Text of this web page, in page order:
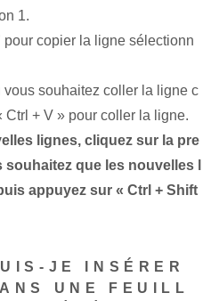
1.
copier la ligne sélectionn
souhaitez⁣ coller la⁤ ligne c
Ctrl + V » ‍pour⁢ coller la ligne.
lignes, cliquez sur la pre
que les nouvelles l
appuyez sur « Ctrl ⁣+ Shift
JE INSÉRER⁢
UNE FEUILL